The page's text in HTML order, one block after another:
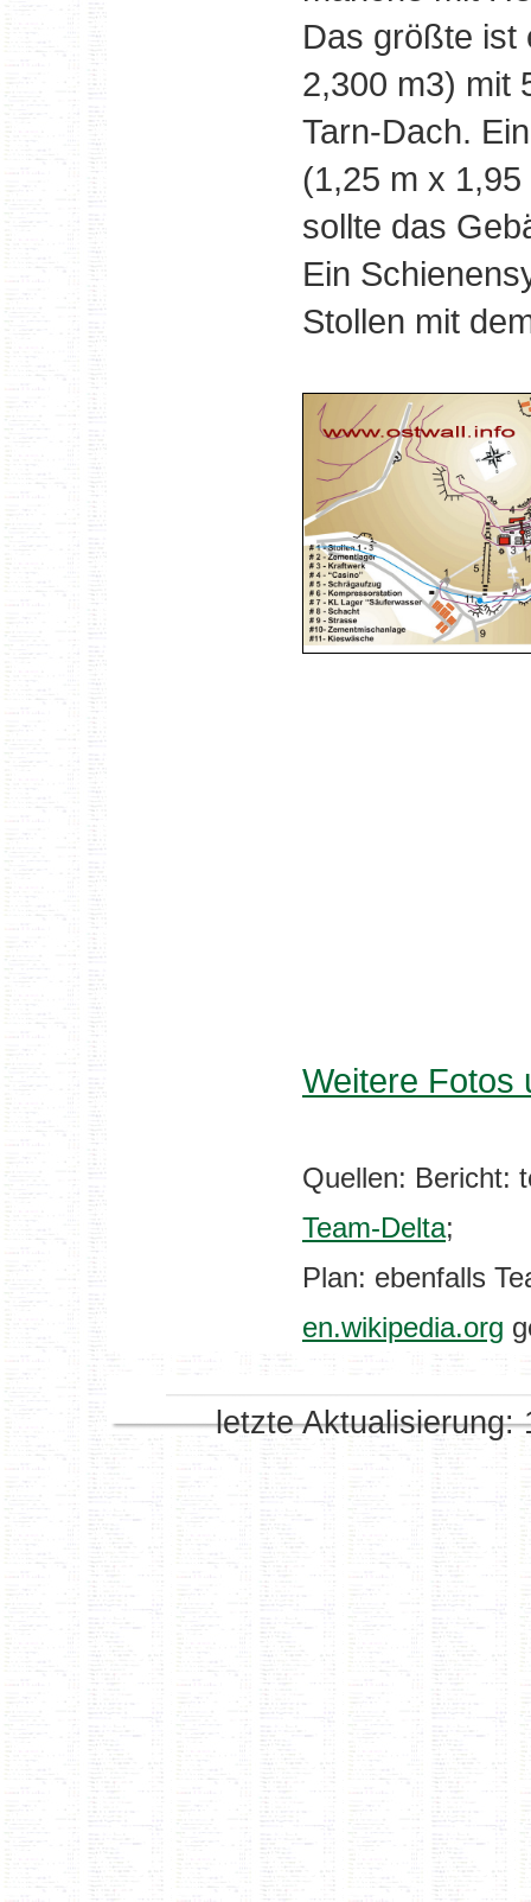
Das größte ist
2,300 m3) mit
Tarn-Dach.
(1,25 m x
sollte das
Ein
Stollen mit
Weitere Fotos
Quellen: Bericht:
Team-Delta;
Plan: ebenfalls
en.wikipedia.org
letzte Aktualisierung: